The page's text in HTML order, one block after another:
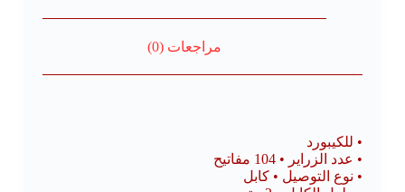
مراجعات (0)
• للكيبورد
• عدد الزراير • 104 مفاتيح
• نوع التوصيل • كابل